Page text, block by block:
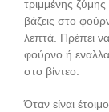
τριμμένης
βάζεις στο
λεπτά. Πρέπει
φούρνο ή
στο βίντεο.
Όταν είναι